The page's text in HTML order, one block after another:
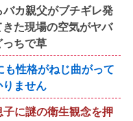
カ親父がブチギレ発
た現場の空気がヤバ
ちで草
も性格がねじ曲がって
りません
に謎の衛生観念を押